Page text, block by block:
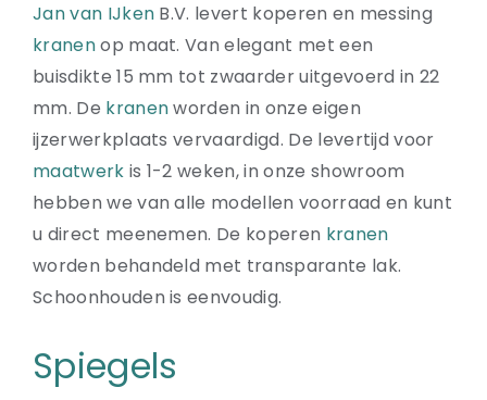
Jan van IJken B.V. levert koperen en messing
kranenop maat. Van elegant met een
buisdikte 15 mm tot zwaarder uitgevoerd in 22
mm. De kranenworden in onze eigen
ijzerwerkplaats vervaardigd. De levertijd voor
maatwerk is 1-2 weken, in onze showroom
hebben we van alle modellen voorraad en kunt
u direct meenemen. De koperen kranen
worden behandeld met transparante lak.
Schoonhouden is eenvoudig.
Spiegels